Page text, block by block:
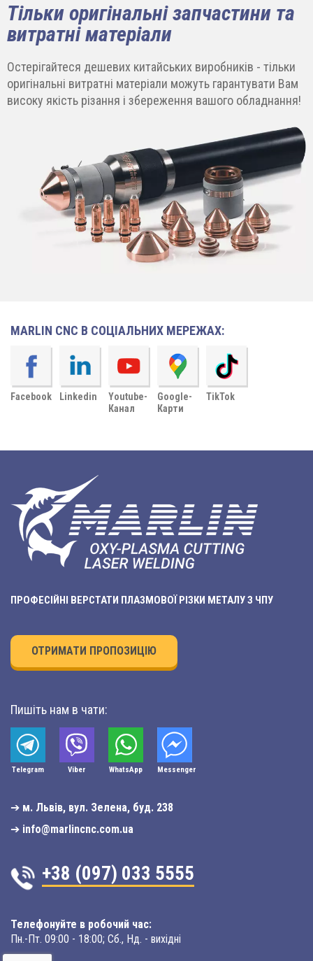
Тільки оригінальні запчастини та
витратні матеріали
Остерігайтеся дешевих китайських виробників - тільки
оригінальні витратні матеріали можуть гарантувати Вам
високу якість різання і збереження вашого обладнання!
MARLIN CNC В СОЦІАЛЬНИХ МЕРЕЖАХ:
Facebook Linkedin
Youtube-
Канал
Google-
Карти
TikTok
ПРОФЕСІЙНІ ВЕРСТАТИ ПЛАЗМОВОЇ РІЗКИ МЕТАЛУ З ЧПУ
ОТРИМАТИ ПРОПОЗИЦІЮ
Пишіть нам в чати:
Telegram Viber WhatsApp Мessenger
➔ м. Львів, вул. Зелена, буд. 238
➔ info@marlincnc.com.ua
+38 (097) 033 5555
Телефонуйте в робочий час:
Пн.-Пт. 09:00 - 18:00; Сб., Нд. - вихідні